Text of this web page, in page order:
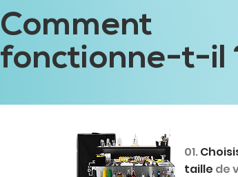
Comment
fonctionne-t-il
01.
taille de